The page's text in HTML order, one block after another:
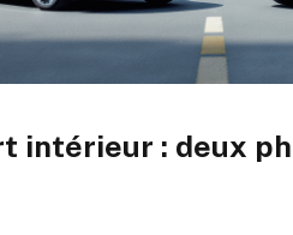
intérieur : deux